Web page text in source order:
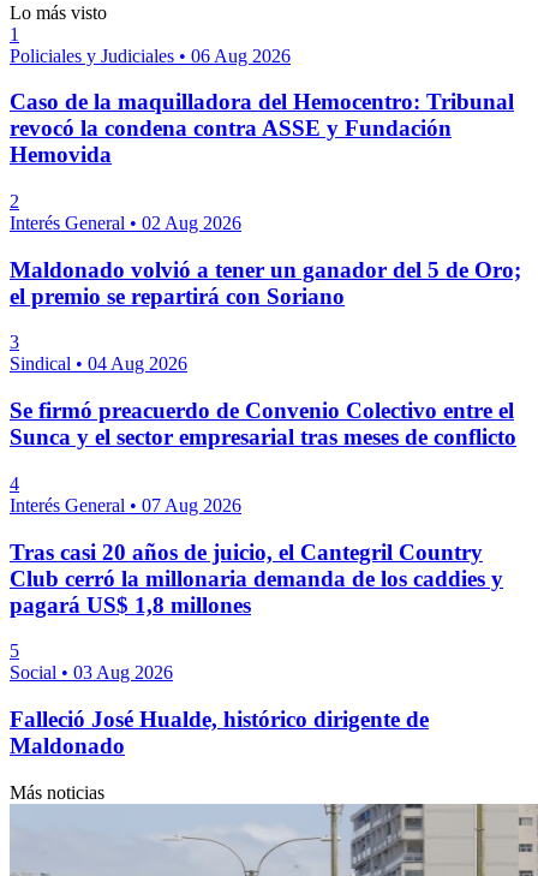
Lo más visto
1
Policiales y Judiciales • 06 Aug 2026
Caso de la maquilladora del Hemocentro: Tribunal
revocó la condena contra ASSE y Fundación
Hemovida
2
Interés General • 02 Aug 2026
Maldonado volvió a tener un ganador del 5 de Oro;
el premio se repartirá con Soriano
3
Sindical • 04 Aug 2026
Se firmó preacuerdo de Convenio Colectivo entre el
Sunca y el sector empresarial tras meses de conflicto
4
Interés General • 07 Aug 2026
Tras casi 20 años de juicio, el Cantegril Country
Club cerró la millonaria demanda de los caddies y
pagará US$ 1,8 millones
5
Social • 03 Aug 2026
Falleció José Hualde, histórico dirigente de
Maldonado
Más noticias